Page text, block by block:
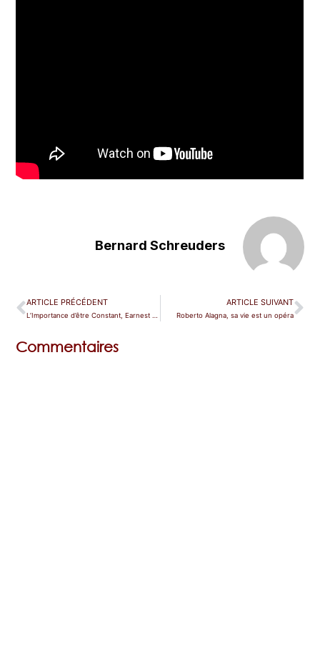
Bernard Schreuders
ARTICLE PRÉCÉDENT ARTICLE SUIVANT
Roberto Alagna, sa vie est un opéra
Commentaires